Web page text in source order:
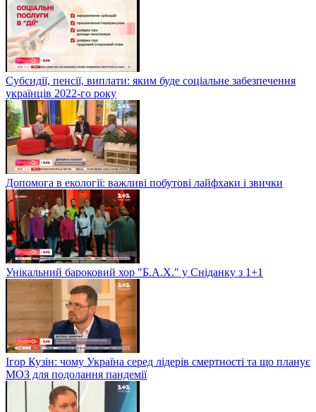
Субсидії, пенсії, виплати: яким буде соціальне забезпечення
українців 2022-го року
Допомога в екології: важливі побутові лайфхаки і звички
Унікальний бароковий хор "Б.А.Х." у Сніданку з 1+1
Ігор Кузін: чому Україна серед лідерів смертності та що планує
МОЗ для подолання пандемії